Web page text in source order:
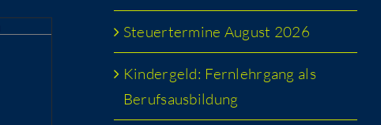
Steu­er­ter­mi­ne August 2026
Kin­der­geld: Fern­lehr­gang als
Berufsausbildung